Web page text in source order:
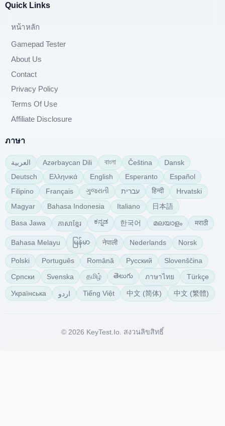
Quick Links
หน้าหลัก
Gamepad Tester
About Us
Contact
Privacy Policy
Terms Of Use
Affiliate Disclosure
ภาษา
العربية Azərbaycan Dili বাংলা Čeština
Dansk
Deutsch
Ελληνικά English Esperanto
Español
Filipino
Français ગુજરાતી עברית हिन्दी Hrvatski
Magyar Bahasa Indonesia Italiano 日本語
Basa Jawa ភាសាខ្មែរ ಕನ್ನಡ 한국어 മലയാളം मराठी
Bahasa Melayu မြန်မာ नेपाली Nederlands Norsk
Polski Português Română Русский Slovenščina
Српски Svenska தமிழ் తెలుగు ภาษาไทย Türkçe
Українська اردو Tiếng Việt 中文 (简体) 中文 (繁體)
© 2026 KeyTest.io. สงวนลิขสิทธิ์